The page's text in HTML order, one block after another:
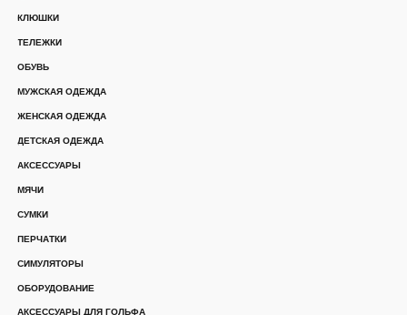
КЛЮШКИ
СУМКИ
ОБУВЬ
ПЕРЧАТКИ
ТЕЛЕЖКИ
АКСЕССУАРЫ ДЛЯ ГОЛЬФА
МЯЧИ
СИМУЛЯТОРЫ
ОБОРУДОВАНИЕ
МУЖСКАЯ ОДЕЖДА
ЖЕНСКАЯ ОДЕЖДА
ДЕТСКАЯ ОДЕЖДА
АКСЕССУАРЫ